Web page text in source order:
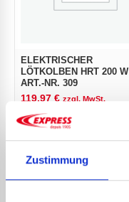
Zustimmung
ELEKTRISCHER
LÖTKOLBEN HRT 200 W
ART.-NR. 309
119,97 € zzgl. MwSt.
143,96
Art.-Nr.: 309